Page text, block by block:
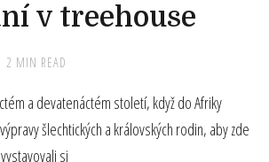
v treehouse
2 MIN READ
a devatenáctém století, když do Afriky
šlechtických a královských rodin, aby zde
si